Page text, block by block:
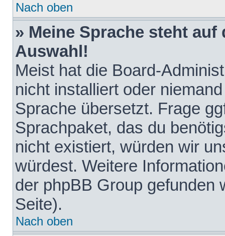
Nach oben
» Meine Sprache steht
Auswahl!
Meist hat die Board-
nicht installiert oder
Sprache übersetzt. Frage
Sprachpaket, das du
nicht existiert, würden wir
würdest. Weitere
der phpBB Group gefunden
Seite).
Nach oben